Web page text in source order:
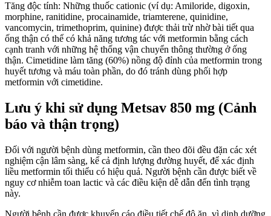
Tăng độc tính: Những thuốc cationic (ví dụ: Amiloride, digoxin,
morphine, ranitidine, procainamide, triamterene, quinidine,
vancomycin, trimethoprim, quinine) được thải trừ nhờ bài tiết qua
ống thận có thể có khả năng tương tác với metformin bằng cách
cạnh tranh với những hệ thống vận chuyển thông thường ở ống
thận. Cimetidine làm tăng (60%) nồng độ đỉnh của metformin trong
huyết tương và máu toàn phần, do đó tránh dùng phối hợp
metformin với cimetidine.
Lưu ý khi sử dụng Metsav 850 mg (Cảnh
báo và thận trọng)
Đối với người bệnh dùng metformin, cần theo đõi đều đặn các xét
nghiệm cận lâm sàng, kể cả định lượng đường huyết, để xác định
liều metformin tối thiểu có hiệu quả. Người bệnh cần được biết về
nguy cơ nhiễm toan lactic và các điều kiện dễ dẫn đến tình trạng
này.
Người bệnh cần được khuyến cáo điều tiết chế độ ăn, vì dinh dưỡng